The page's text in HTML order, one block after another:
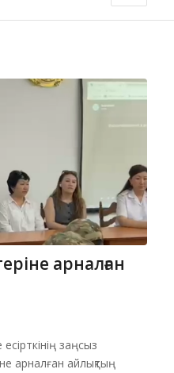
арналған
есірткінің заңсыз
арналған айлықтың